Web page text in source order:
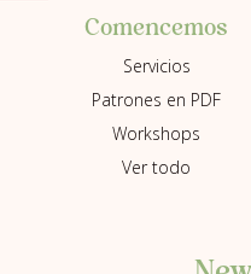
Comencemos
Servicios
Patrones en PDF
Workshops
Ver todo